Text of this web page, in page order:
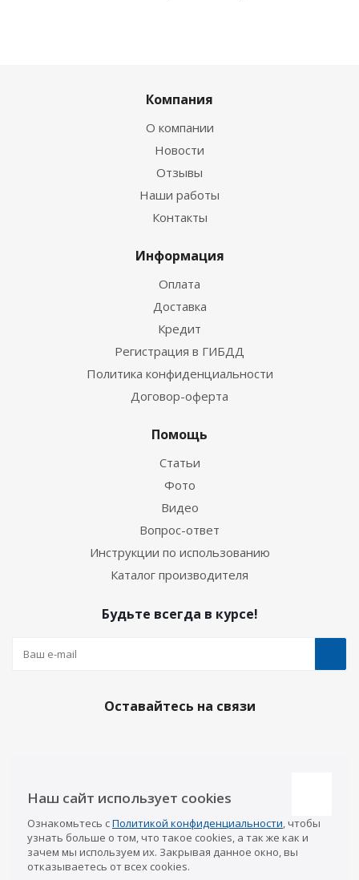
Компания
О компании
Новости
Отзывы
Наши работы
Контакты
Информация
Оплата
Доставка
Кредит
Регистрация в ГИБДД
Политика конфиденциальности
Договор-оферта
Помощь
Статьи
Фото
Видео
Вопрос-ответ
Инструкции по использованию
Каталог производителя
Будьте всегда в курсе!
Оставайтесь на связи
Казань
8 (843) 207-03-08
Уфа
8 (347) 258-84-87
info@a-pricep.ru
Наш сайт использует cookies
Ознакомьтесь сПолитикой конфиденциальности, чтобы
узнать больше о том, что такое cookies, а так же как и
зачем мы используем их. Закрывая данное окно, вы
отказываетесь от всех cookies.